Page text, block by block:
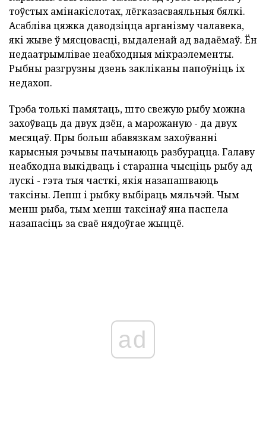
тоўстых амінакіслотах, лёгказасваяльныя бялкі.
Асабліва цяжка даводзіцца арганізму чалавека,
які жыве ў мясцовасці, выдаленай ад вадаёмаў. Ён
недаатрымлівае неабходныя мікраэлементы.
Рыбны разгрузны дзень закліканы папоўніць іх
недахоп.
Трэба толькі памятаць, што свежую рыбу можна
захоўваць да двух дзён, а марожаную - да двух
месяцаў. Пры больш абавязкам захоўванні
карысныя рэчывы пачынаюць разбурацца. Галаву
неабходна выкідваць і старанна чысціць рыбу ад
лускі - гэта тыя часткі, якія назапашваюць
таксіны. Лепш і рыбку выбіраць мяльчэй. Чым
менш рыба, тым менш таксінаў яна паспела
назапасіць за сваё нядоўгае жыццё.
ad